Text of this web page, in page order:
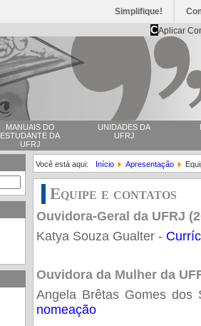
Simplifique!
CAplicar
MANUAIS DO
ESTUDANTE DA
UFRJ
UNIDADES DA
UFRJ
Você está aqui: Início Apresentação
Equipe e contatos
Ouvidora-Geral da UFRJ
Katya Souza Gualter -
Ouvidora da Mulher da
Angela Brêtas Gomes
nomeação